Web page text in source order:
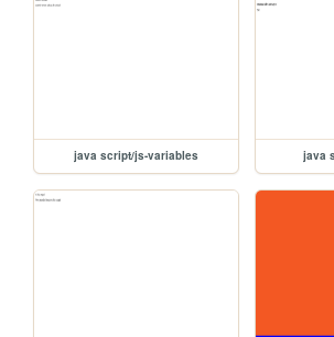
java script/js-variables java